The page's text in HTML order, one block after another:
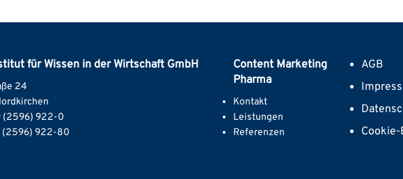
für Wissen in der Wirtschaft GmbH
24
(2596) 922-0
(2596) 922-80
Content Marketing
Pharma
Kontakt
Leistungen
Referenzen
AGB